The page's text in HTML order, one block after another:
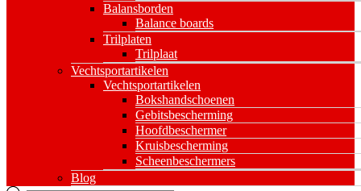
Balansborden
Balance boards
Trilplaten
Trilplaat
Vechtsportartikelen
Vechtsportartikelen
Bokshandschoenen
Gebitsbescherming
Hoofdbeschermer
Kruisbescherming
Scheenbeschermers
Blog